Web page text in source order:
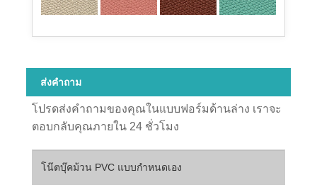
ส่งคำถาม
โปรดส่งคำถามของคุณในแบบฟอร์มด้านล่าง เราจะ
ตอบกลับคุณภายใน 24 ชั่วโมง